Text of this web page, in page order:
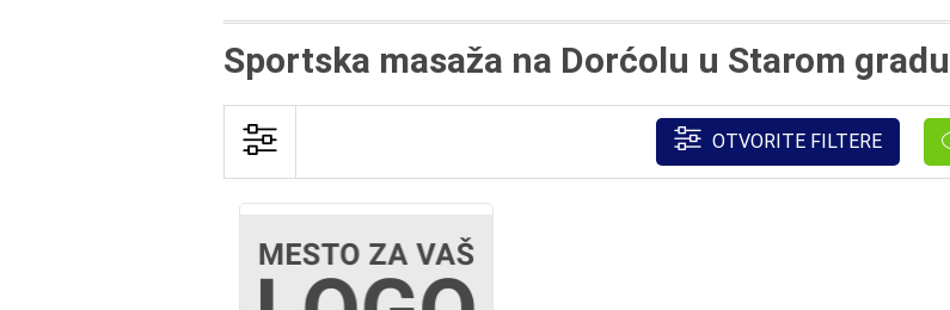
Sportska masaža na Dorćolu u Starom
OTVORITE FILTERE